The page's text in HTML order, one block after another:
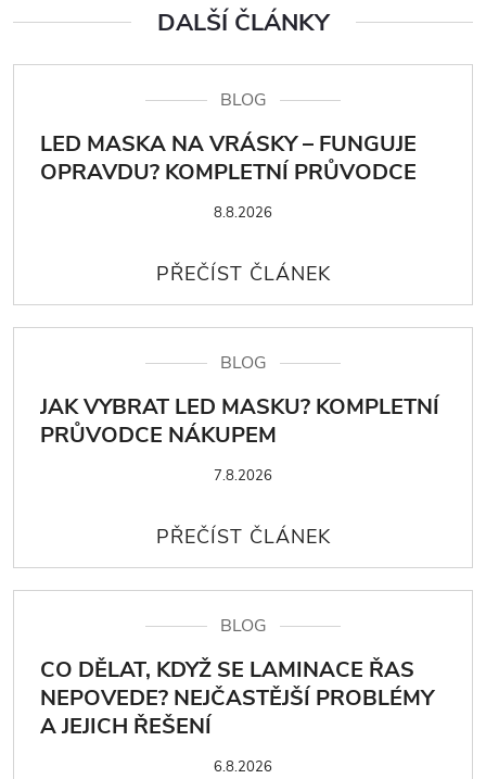
DALŠÍ ČLÁNKY
BLOG
LED MASKA NA VRÁSKY – FUNGUJE
OPRAVDU? KOMPLETNÍ PRŮVODCE
8.8.2026
BLOG
JAK VYBRAT LED MASKU? KOMPLETNÍ
PRŮVODCE NÁKUPEM
7.8.2026
BLOG
CO DĚLAT, KDYŽ SE LAMINACE ŘAS
NEPOVEDE? NEJČASTĚJŠÍ PROBLÉMY
A JEJICH ŘEŠENÍ
6.8.2026